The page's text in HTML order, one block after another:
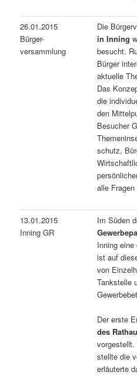
26.01.2015
Bürger-
versammlung
Die
in Inning
besucht.
Bürger
aktuelle
Das
die
den
Besucher
schutz,
alle
13.01.2015
Inning GR
Im Süden
Inning
ist auf
von
Tankstelle
Der erste
des
vorgestellt.
stellte die
erläuterte